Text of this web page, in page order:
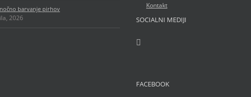
barvanje pirhov
2026
Kontakt
SOCIALNI MEDIJI
FACEBOOK